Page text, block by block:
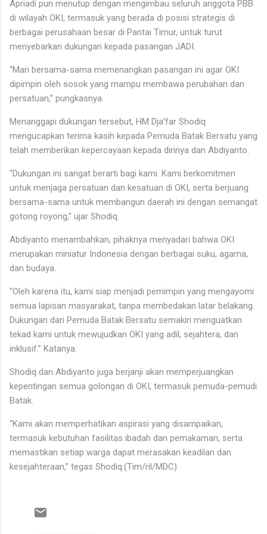
Apriadi pun menutup dengan mengimbau seluruh anggota PBB
di wilayah OKI, termasuk yang berada di posisi strategis di
berbagai perusahaan besar di Pantai Timur, untuk turut
menyebarkan dukungan kepada pasangan JADI.
“Mari bersama-sama memenangkan pasangan ini agar OKI
dipimpin oleh sosok yang mampu membawa perubahan dan
persatuan,” pungkasnya.
Menanggapi dukungan tersebut, HM Dja’far Shodiq
mengucapkan terima kasih kepada Pemuda Batak Bersatu yang
telah memberikan kepercayaan kepada dirinya dan Abdiyanto.
“Dukungan ini sangat berarti bagi kami. Kami berkomitmen
untuk menjaga persatuan dan kesatuan di OKI, serta berjuang
bersama-sama untuk membangun daerah ini dengan semangat
gotong royong,” ujar Shodiq.
Abdiyanto menambahkan, pihaknya menyadari bahwa OKI
merupakan miniatur Indonesia dengan berbagai suku, agama,
dan budaya.
“Oleh karena itu, kami siap menjadi pemimpin yang mengayomi
semua lapisan masyarakat, tanpa membedakan latar belakang.
Dukungan dari Pemuda Batak Bersatu semakin menguatkan
tekad kami untuk mewujudkan OKI yang adil, sejahtera, dan
inklusif.” Katanya.
Shodiq dan Abdiyanto juga berjanji akan memperjuangkan
kepentingan semua golongan di OKI, termasuk pemuda-pemudi
Batak.
“Kami akan memperhatikan aspirasi yang disampaikan,
termasuk kebutuhan fasilitas ibadah dan pemakaman, serta
memastikan setiap warga dapat merasakan keadilan dan
kesejahteraan,” tegas Shodiq.(Tim/ril/MDC)